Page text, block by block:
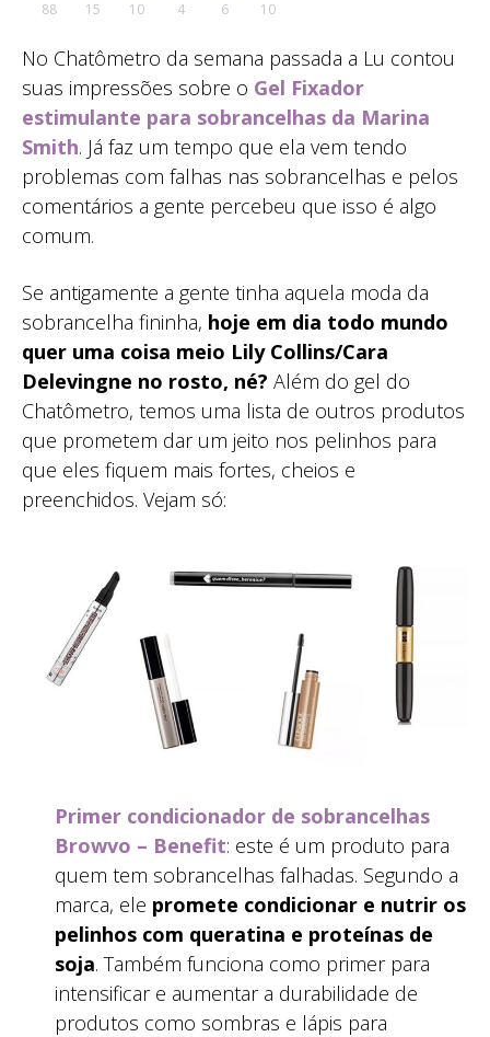
88 15 10 4 6 10
No Chatômetro da semana passada a Lu contou
suas impressões sobre o Gel Fixador
estimulante para sobrancelhas da Marina
Smith. Já faz um tempo que ela vem tendo
problemas com falhas nas sobrancelhas e pelos
comentários a gente percebeu que isso é algo
comum.
Se antigamente a gente tinha aquela moda da
sobrancelha fininha, hoje em dia todo mundo
quer uma coisa meio Lily Collins/Cara
Delevingne no rosto, né? Além do gel do
Chatômetro, temos uma lista de outros produtos
que prometem dar um jeito nos pelinhos para
que eles fiquem mais fortes, cheios e
preenchidos. Vejam só:
Primer condicionador de sobrancelhas
Browvo – Benefit: este é um produto para
quem tem sobrancelhas falhadas. Segundo a
marca, ele promete condicionar e nutrir os
pelinhos com queratina e proteínas de
soja. Também funciona como primer para
intensificar e aumentar a durabilidade de
produtos como sombras e lápis para